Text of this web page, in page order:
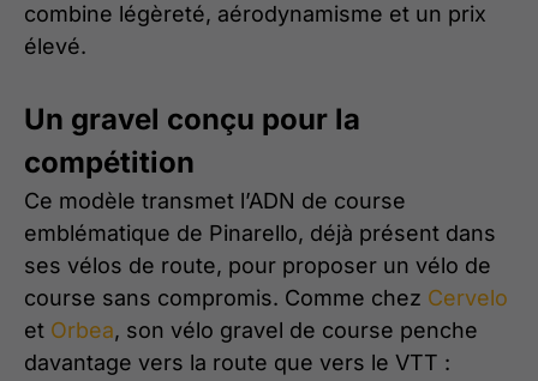
combine légèreté, aérodynamisme et un prix
élevé.
Un gravel conçu pour la
compétition
Ce modèle transmet l’ADN de course
emblématique de Pinarello, déjà présent dans
ses vélos de route, pour proposer un vélo de
course sans compromis. Comme chez Cervelo
et Orbea, son vélo gravel de course penche
davantage vers la route que vers le VTT :